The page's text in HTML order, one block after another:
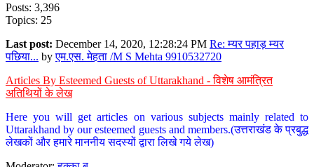
Posts: 3,396
Topics: 25
Last post: December 14, 2020, 12:28:24 PM Re: म्यर पहाड़ म्यर
पछिया... byएम.एस. मेहता /M S Mehta 9910532720
Articles By Esteemed Guests of Uttarakhand - विशेष आमंत्रित
अतिथियों के लेख
Here you will get articles on various subjects mainly related to
Uttarakhand by our esteemed guests and members.(उत्तराखंड के प्रबुद्ध
लेखकों और हमारे माननीय सदस्यों द्वारा लिखे गये लेख)